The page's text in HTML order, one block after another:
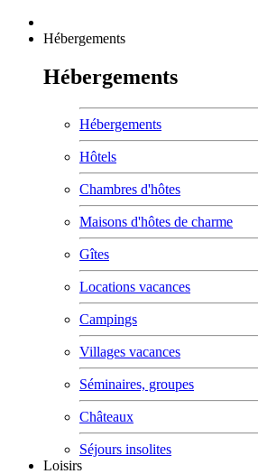
Hébergements
Hébergements
Hébergements
Hôtels
Chambres d'hôtes
Maisons d'hôtes de charme
Gîtes
Locations vacances
Campings
Villages vacances
Séminaires, groupes
Châteaux
Séjours insolites
Loisirs